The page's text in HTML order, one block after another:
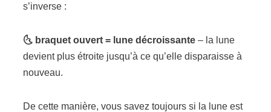
s’inverse :
🌜 braquet ouvert = lune décroissante – la lune
devient plus étroite jusqu’à ce qu’elle disparaisse à
nouveau.
De cette manière, vous savez toujours si la lune est